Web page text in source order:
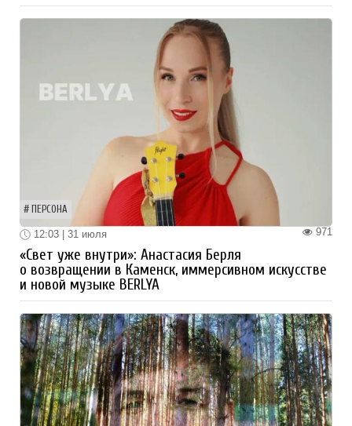
ПЕРСОНА
971
12:03 | 31 июля
«Свет уже внутри»: Анастасия Берля
о возвращении в Каменск, иммерсивном искусстве
и новой музыке BERLYA